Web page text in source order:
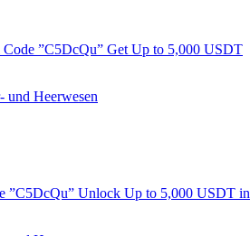
”C5DcQu” Get Up to 5,000 USDT
und Heerwesen
”C5DcQu” Unlock Up to 5,000 USDT in